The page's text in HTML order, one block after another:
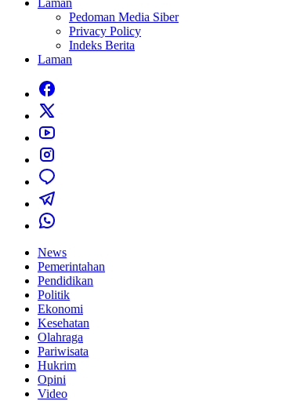
Laman
Pedoman Media Siber
Privacy Policy
Indeks Berita
Laman
News
Pemerintahan
Pendidikan
Politik
Ekonomi
Kesehatan
Olahraga
Pariwisata
Hukrim
Opini
Video